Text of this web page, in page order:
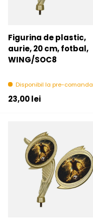
Figurina de plastic,
aurie, 20 cm, fotbal,
WING/SOC8
Disponibil la pre-comanda
Pret initial
23,00 lei